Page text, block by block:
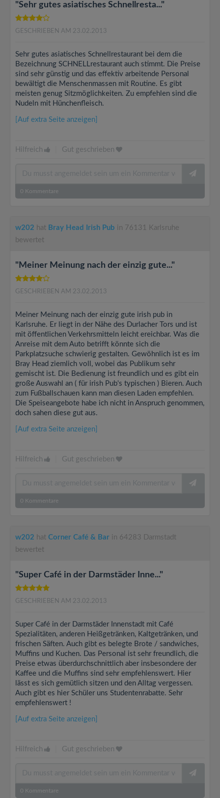
"Sehr gutes asiatisches Schnellresta..."
GESCHRIEBEN AM 23.02.2013
Sehr gutes asiatisches Schnellrestaurant bei dem die
Bezeichnung SCHNELLrestaurant auch stimmt. Die Preise
sind sehr günstig und das effektiv arbeitende Personal
bewältigt die Menschenmassen mit Routine. Es gibt
meisten genug Sitzmöglichkeiten. Zu empfehlen sind die
Nudeln mit Hünchenfleisch.
[Auf extra Seite anzeigen]
Hilfreich Gut geschrieben
0 Kommentare
w202 hat Bray Head Irish Pub in 76131 Karlsruhe
bewertet
"Meiner Meinung nach der einzig gute..."
GESCHRIEBEN AM 23.02.2013
Meiner Meinung nach der einzig gute irish pub in
Karlsruhe. Er liegt in der Nähe des Durlacher Tors und ist
mit öffentlichen Verkehrsmitteln leicht ereichbar. Was die
Anreise mit dem Auto betrifft könnte sich die
Parkplatzsuche schwierig gestalten. Gewöhnlich ist es im
Bray Head ziemlich voll, wobei das Publikum sehr
gemischt ist. Die Bedienung ist freundlich und es gibt ein
große Auswahl an ( für irish Pub's typischen ) Bieren. Auch
zum Fußballschauen kann man diesen Laden empfehlen.
Die Speiseangebote habe ich nicht in Anspruch genommen,
doch sahen diese gut aus.
[Auf extra Seite anzeigen]
Hilfreich Gut geschrieben
0 Kommentare
w202 hat Corner Café & Bar in 64283 Darmstadt
bewertet
"Super Café in der Darmstäder Inne..."
GESCHRIEBEN AM 23.02.2013
Super Café in der Darmstäder Innenstadt mit Café
Spezialitäten, anderen Heißgetränken, Kaltgetränken, und
frischen Säften. Auch gibt es belegte Brote / sandwiches,
Muffins und Kuchen. Das Personal ist sehr freundlich, die
Preise etwas überdurchschnittlich aber insbesondere der
Kaffee und die Muffins sind sehr empfehlenswert. Hier
lässt es sich gemütlich sitzen und den Alltag vergessen.
Auch gibt es hier Schüler uns Studentenrabatte. Sehr
empfehlenswert !
[Auf extra Seite anzeigen]
Hilfreich Gut geschrieben
0 Kommentare